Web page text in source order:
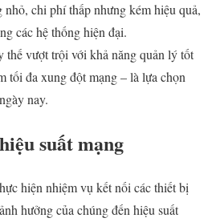
chi phí thấp nhưng kém hiệu quả,
các hệ thống hiện đại.
thế vượt trội với khả năng quản lý tốt
tối đa xung đột mạng – là lựa chọn
nay.
suất mạng
hiện nhiệm vụ kết nối các thiết bị
hưởng của chúng đến hiệu suất